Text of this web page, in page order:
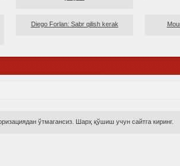
Diego Forlan: Sabr qilish kerak
ўтмагансиз. Шарҳ қўшиш учун сайтга киринг.